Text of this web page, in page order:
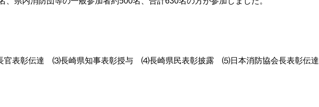
表彰伝達 ⑶長崎県知事表彰授与 ⑷長崎県民表彰披露
⑸日本消防協会長表彰伝達